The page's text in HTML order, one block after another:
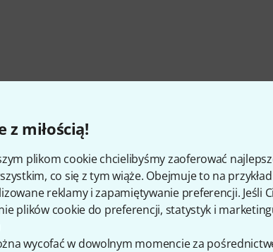
z miłością!
plikom cookie chcielibyśmy zaoferować
co się z tym wiąże. Obejmuje to na
reklamy i zapamiętywanie preferencji. Jeśli
plików cookie do preferencji, statystyk i
wycofać w dowolnym momencie za
Czy podoba Ci się to co widzisz?
Udostępnij Pomoc i opinie